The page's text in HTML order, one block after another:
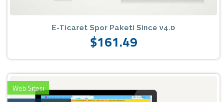
E-Ticaret Spor Paketi Since v4.0
$161.49
Web Sitesi